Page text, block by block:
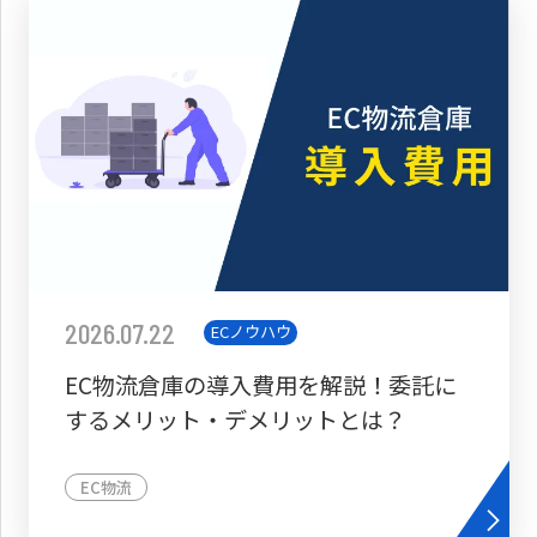
2026.07.22 ECノウハウ
EC物流倉庫の導入費用を解説！委託に
するメリット・デメリットとは？
EC物流